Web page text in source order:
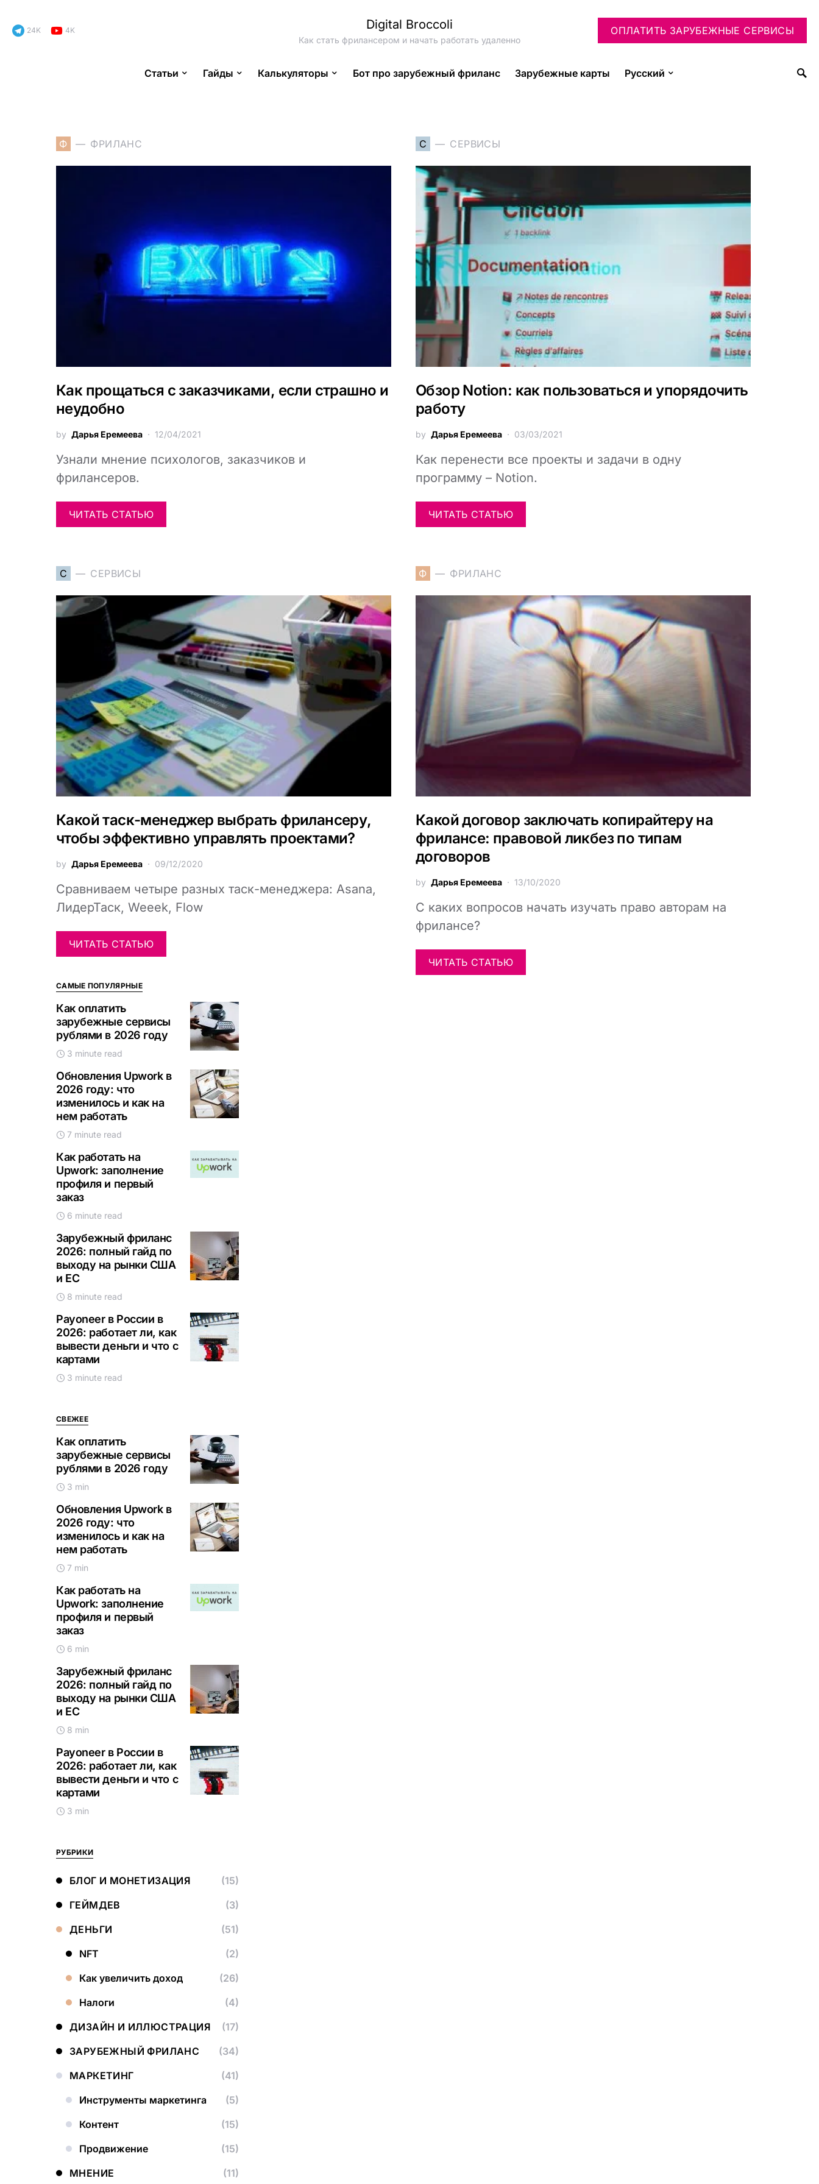
24K 4K Digital Broccoli
Как стать фрилансером и начать работать удаленно
ОПЛАТИТЬ ЗАРУБЕЖНЫЕ СЕРВИСЫ
Статьи Гайды Калькуляторы Бот про зарубежный фриланс Зарубежные карты Русский
Ф ФРИЛАНС
Как прощаться с заказчиками, если страшно и
неудобно
by Дарья Еремеева 12/04/2021
Узнали мнение психологов, заказчиков и
фрилансеров.
ЧИТАТЬ СТАТЬЮ
С СЕРВИСЫ
Обзор Notion: как пользоваться и упорядочить
работу
by Дарья Еремеева 03/03/2021
Как перенести все проекты и задачи в одну
программу – Notion.
ЧИТАТЬ СТАТЬЮ
С СЕРВИСЫ
Какой таск-менеджер выбрать фрилансеру,
чтобы эффективно управлять проектами?
by Дарья Еремеева 09/12/2020
Сравниваем четыре разных таск-менеджера: Asana,
ЛидерТаск, Weeek, Flow
ЧИТАТЬ СТАТЬЮ
Ф ФРИЛАНС
Какой договор заключать копирайтеру на
фрилансе: правовой ликбез по типам
договоров
by Дарья Еремеева 13/10/2020
С каких вопросов начать изучать право авторам на
фрилансе?
ЧИТАТЬ СТАТЬЮ
САМЫЕ ПОПУЛЯРНЫЕ
Как оплатить
зарубежные сервисы
рублями в 2026 году
3 minute read
Обновления Upwork в
2026 году: что
изменилось и как на
нем работать
7 minute read
Как работать на
Upwork: заполнение
профиля и первый
заказ
6 minute read
Зарубежный фриланс
2026: полный гайд по
выходу на рынки США
и ЕС
8 minute read
Payoneer в России в
2026: работает ли, как
вывести деньги и что с
картами
3 minute read
СВЕЖЕЕ
Как оплатить
зарубежные сервисы
рублями в 2026 году
3 min
Обновления Upwork в
2026 году: что
изменилось и как на
нем работать
7 min
Как работать на
Upwork: заполнение
профиля и первый
заказ
6 min
Зарубежный фриланс
2026: полный гайд по
выходу на рынки США
и ЕС
8 min
Payoneer в России в
2026: работает ли, как
вывести деньги и что с
картами
3 min
РУБРИКИ
БЛОГ И МОНЕТИЗАЦИЯ
(15)
ГЕЙМДЕВ
(3)
ДЕНЬГИ
(51)
NFT
(2)
Как увеличить доход
(26)
Налоги
(4)
ДИЗАЙН И ИЛЛЮСТРАЦИЯ
(17)
ЗАРУБЕЖНЫЙ ФРИЛАНС
(34)
МАРКЕТИНГ
(41)
Инструменты маркетинга
(5)
Контент
(15)
Продвижение
(15)
МНЕНИЕ
(11)